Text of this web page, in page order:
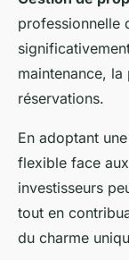
professionnelle
maintenance,
réservations.
En adoptant une
flexible face
investisseurs
tout en
du charme